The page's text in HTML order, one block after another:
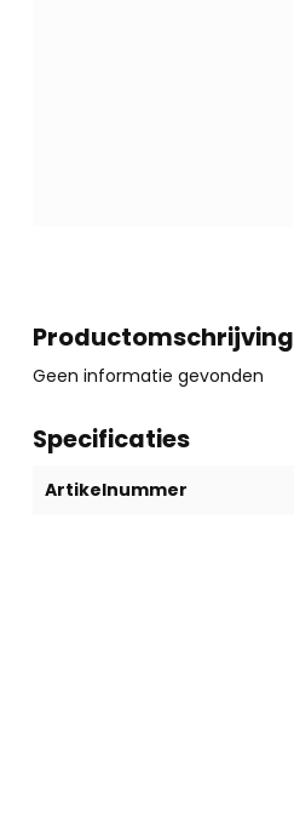
Productomschrijving
Geen informatie gevonden
Specificaties
Artikelnummer